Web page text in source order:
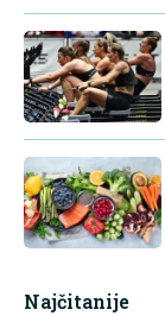
Najčitanije